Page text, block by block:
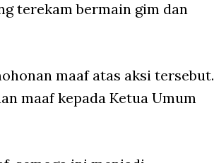
terekam bermain gim dan
maaf atas aksi tersebut.
maaf kepada Ketua Umum